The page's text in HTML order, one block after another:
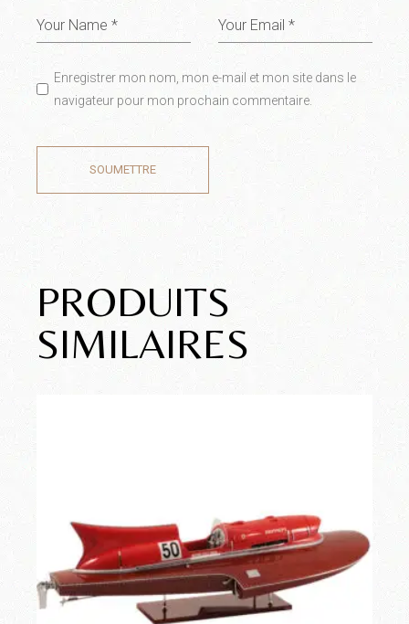
Enregistrer mon nom, mon e-mail et mon site dans le
navigateur pour mon prochain commentaire.
SOUMETTRE
PRODUITS
SIMILAIRES